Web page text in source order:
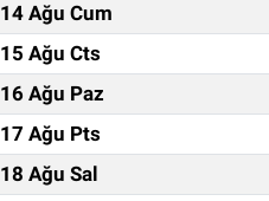
14 Ağu Cum
15 Ağu Cts
16 Ağu Paz
17 Ağu Pts
18 Ağu Sal